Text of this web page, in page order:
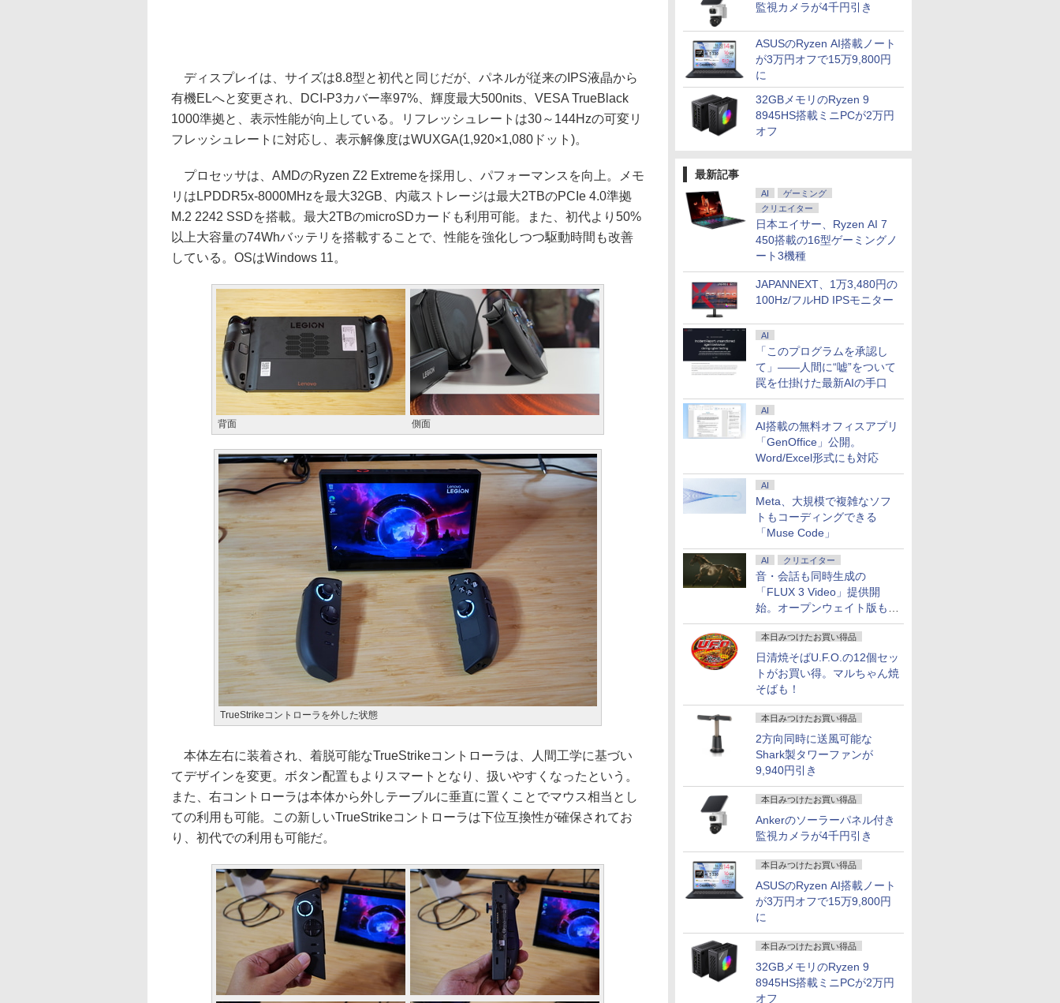
監視カメラが4千円引き
ASUSのRyzen AI搭載ノート
が3万円オフで15万9,800円
に
32GBメモリのRyzen 9
8945HS搭載ミニPCが2万円
オフ
最新記事
AI
ゲーミング
クリエイター
日本エイサー、Ryzen AI 7
450搭載の16型ゲーミングノ
ート3機種
JAPANNEXT、1万3,480円の
100Hz/フルHD IPSモニター
AI
「このプログラムを承認し
て」――人間に“嘘”をついて
罠を仕掛けた最新AIの手口
AI
AI搭載の無料オフィスアプリ
「GenOffice」公開。
Word/Excel形式にも対応
AI
Meta、大規模で複雑なソフ
トもコーディングできる
「Muse Code」
AI クリエイター
音・会話も同時生成の
「FLUX 3 Video」提供開
始。オープンウェイト版も計
画
本日みつけたお買い得品
日清焼そばU.F.O.の12個セッ
トがお買い得。マルちゃん焼
そばも！
本日みつけたお買い得品
2方向同時に送風可能な
Shark製タワーファンが
9,940円引き
本日みつけたお買い得品
Ankerのソーラーパネル付き
監視カメラが4千円引き
本日みつけたお買い得品
ASUSのRyzen AI搭載ノート
が3万円オフで15万9,800円
に
本日みつけたお買い得品
32GBメモリのRyzen 9
8945HS搭載ミニPCが2万円
オフ
ディスプレイは、サイズは8.8型と初代と同じだが、パネルが従来のIPS液晶から
有機ELへと変更され、DCI-P3カバー率97%、輝度最大500nits、VESA TrueBlack
1000準拠と、表示性能が向上している。リフレッシュレートは30～144Hzの可変リ
フレッシュレートに対応し、表示解像度はWUXGA(1,920×1,080ドット)。
プロセッサは、AMDのRyzen Z2 Extremeを採用し、パフォーマンスを向上。メモ
リはLPDDR5x-8000MHzを最大32GB、内蔵ストレージは最大2TBのPCIe 4.0準拠
M.2 2242 SSDを搭載。最大2TBのmicroSDカードも利用可能。また、初代より50%
以上大容量の74Whバッテリを搭載することで、性能を強化しつつ駆動時間も改善
している。OSはWindows 11。
背面 側面
TrueStrikeコントローラを外した状態
本体左右に装着され、着脱可能なTrueStrikeコントローラは、人間工学に基づい
てデザインを変更。ボタン配置もよりスマートとなり、扱いやすくなったという。
また、右コントローラは本体から外しテーブルに垂直に置くことでマウス相当とし
ての利用も可能。この新しいTrueStrikeコントローラは下位互換性が確保されてお
り、初代での利用も可能だ。